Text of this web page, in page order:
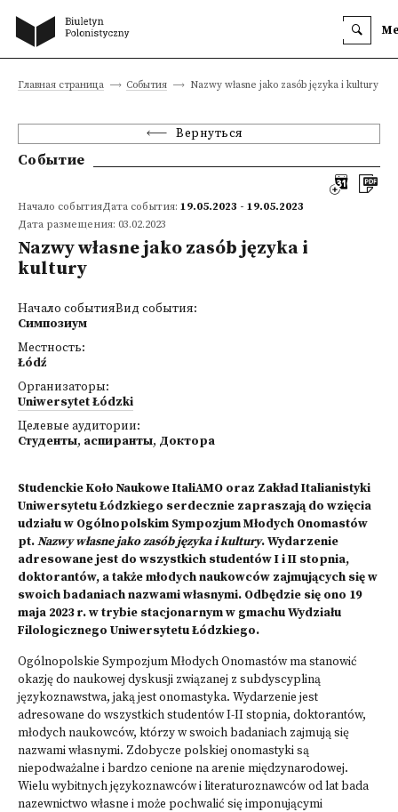
Главная страница События Nazwy własne jako zasób języka i kultury
Вернуться
Событие
Начало событияДата события: 19.05.2023 - 19.05.2023
Дата размещения: 03.02.2023
Nazwy własne jako zasób języka i
kultury
Начало событияВид события:
Симпозиум
Местность:
Łódź
Организаторы:
Uniwersytet Łódzki
Целевые аудитории:
Студенты, аспиранты, Доктора
Studenckie Koło Naukowe ItaliAMO oraz Zakład Italianistyki
Uniwersytetu Łódzkiego serdecznie zapraszają do wzięcia
udziału w Ogólnopolskim Sympozjum Młodych Onomastów
pt.Nazwy własne jako zasób języka i kultury. Wydarzenie
adresowane jest do wszystkich studentów I i II stopnia,
doktorantów, a także młodych naukowców zajmujących się w
swoich badaniach nazwami własnymi. Odbędzie się ono 19
maja 2023 r. w trybie stacjonarnym w gmachu Wydziału
Filologicznego Uniwersytetu Łódzkiego.
Ogólnopolskie Sympozjum Młodych Onomastów ma stanowić
okazję do naukowej dyskusji związanej z subdyscypliną
językoznawstwa, jaką jest onomastyka. Wydarzenie jest
adresowane do wszystkich studentów I-II stopnia, doktorantów,
młodych naukowców, którzy w swoich badaniach zajmują się
nazwami własnymi. Zdobycze polskiej onomastyki są
niepodważalne i bardzo cenione na arenie międzynarodowej.
Wielu wybitnych językoznawców i literaturoznawców od lat bada
nazewnictwo własne i może pochwalić się imponującymi